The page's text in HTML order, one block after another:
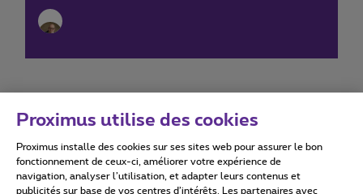
Conditions d'utilisation Accessibility statement
Proximus utilise des cookies
Proximus installe des cookies sur ses sites web pour assurer le bon
fonctionnement de ceux-ci, améliorer votre expérience de
navigation, analyser l’utilisation, et adapter leurs contenus et
publicités sur base de vos centres d’intérêts. Les partenaires avec